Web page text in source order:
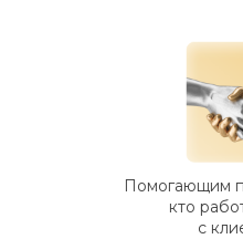
Помогающим
кто
с